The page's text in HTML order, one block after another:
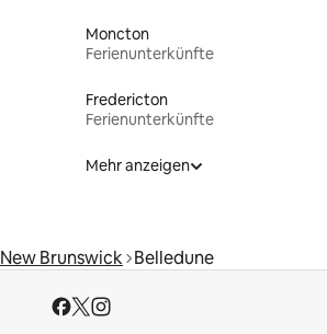
Moncton
Ferienunterkünfte
Fredericton
Ferienunterkünfte
Mehr anzeigen
New Brunswick Belledune